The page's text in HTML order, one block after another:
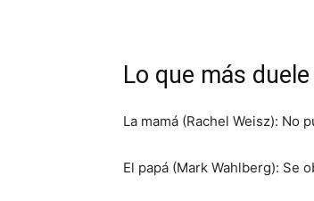
Lo que más duele
La mamá (Rachel Weisz): No
El papá (Mark Wahlberg): Se